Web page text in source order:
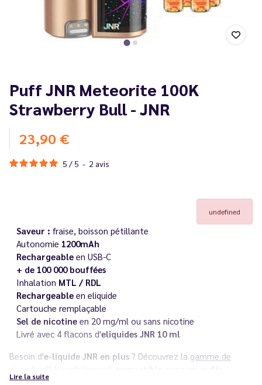
Puff JNR Meteorite 100K
Strawberry Bull - JNR
23,90 €
5 / 5 - 2 avis
undefined
Saveur : fraise, boisson pétillante
Autonomie 1200mAh
Rechargeable en USB-C
+ de 100 000 bouffées
Inhalation MTL / RDL
Rechargeable en eliquide
Cartouche remplaçable
Sel de nicotine en 20 mg/ml ou sans nicotine
Livré avec 4 flacons d'eliquides JNR 10 ml
Besoin d'e-liquide JNR en plus ? Découvrez la gamme de
Lire la suite